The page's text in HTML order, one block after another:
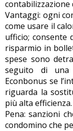
contabilizzazione
Vantaggi: ogni
come usare il
ufficio; consente
risparmio in
spese sono
seguito di una
Econbonus se
riguarda la
più alta efficienza.
Pena: sanzioni
condomino che